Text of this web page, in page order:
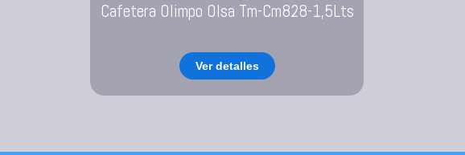
Cafetera Olimpo Olsa Tm-Cm828-1,5Lts
Ver detalles